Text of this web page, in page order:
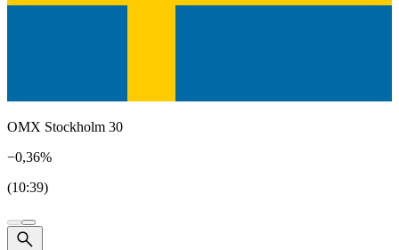
OMX Stockholm 30
−0,36%
(10:39)